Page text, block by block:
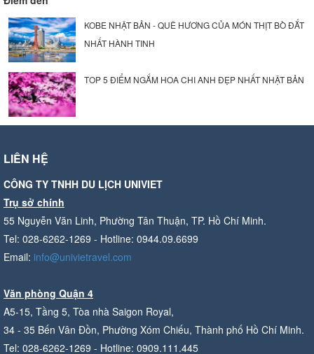
KOBE NHẬT BẢN - QUÊ HƯƠNG CỦA MÓN THỊT BÒ ĐẮT
NHẤT HÀNH TINH
TOP 5 ĐIỂM NGẮM HOA CHI ANH ĐẸP NHẤT NHẬT BẢN
LIÊN HỆ
CÔNG TY TNHH DU LỊCH UNIVIET
Trụ sở chính
55 Nguyễn Văn Linh, Phường Tân Thuận, TP. Hồ Chí Minh.
Tel: 028-6262-1269 - Hotline: 0944.09.6699
Email: info@univietravel.com
Văn phòng Quận 4
A5-15, Tầng 5, Tòa nhà Saigon Royal,
34 - 35 Bến Vân Đồn, Phường Xóm Chiếu, Thành phố Hồ Chí Minh.
Tel: 028-6262-1269 - Hotline: 0909.111.445